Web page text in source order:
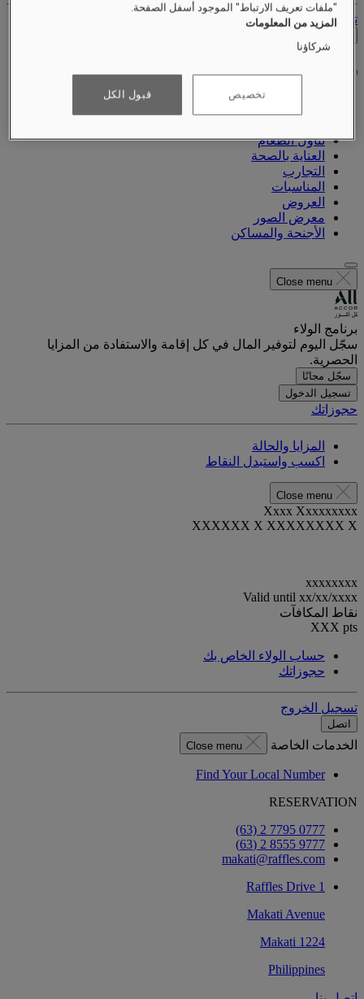
تسجيل الخروج
تناول الطعام
العناية بالصحة
التجارب
المناسبات
العروض
معرض الصور
الأجنحة والمساكن
Close menu
برنامج الولاء
سجّل اليوم لتوفير المال في كل إقامة والاستفادة من المزايا
الحصرية.
سجّل مجانًا
تسجيل الدخول
حجوزاتك
المزايا والحالة
اكسب واستبدل النقاط
Close menu
Xxxx Xxxxxxxxx
XXXXXX X XXXXXXXX X
xxxxxxxx
Valid until xx/xx/xxxx
نقاط المكافآت
XXX pts
حساب الولاء الخاص بك
حجوزاتك
تسجيل الخروج
اتصل
الخدمات الخاصة Close menu
Find Your Local Number
RESERVATION
‎(63) 2 7795 0777‏
9777 8555 2 (63)
makati@raffles.com
1 Raffles Drive
Makati Avenue
1224 Makati
Philippines
"ملفات تعريف الارتباط" الموجود أسفل الصفحة.
المزيد من المعلومات
شركاؤنا
تخصيص قبول الكل